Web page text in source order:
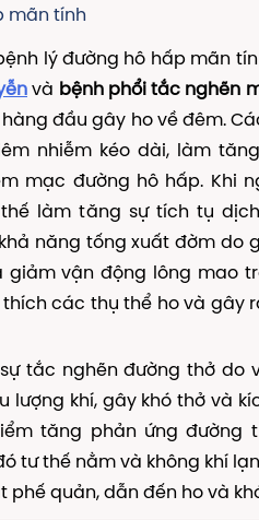
mãn tính
lý đường hô hấp mãn
và bệnh phổi tắc nghẽn
đầu gây ho về đêm.
nhiễm kéo dài, làm
mạc đường hô hấp. Khi
làm tăng sự tích tụ
năng tống xuất đờm do
vận động lông mao
các thụ thể ho và gây
tắc nghẽn đường thở do
lượng khí, gây khó thở và
tăng phản ứng đường
tư thế nằm và không khí
quản, dẫn đến ho và